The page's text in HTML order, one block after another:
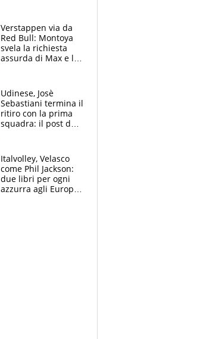
azzurri
Verstappen via da
Red Bull: Montoya
svela la richiesta
assurda di Max e lo
McLaren siano
meglio?”
Udinese, Josè
Sebastiani termina il
ritiro con la prima
squadra: il post del
sfondo
Italvolley, Velasco
come Phil Jackson:
due libri per ogni
azzurra agli Europei.